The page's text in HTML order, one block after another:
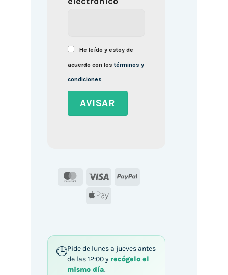
He leído y estoy de
acuerdo con lostérminos y
condiciones
MasterCard
Visa
PayPal
Apple
Pide de lunes a jueves antes
de las 12:00 y recógelo el
mismo día.